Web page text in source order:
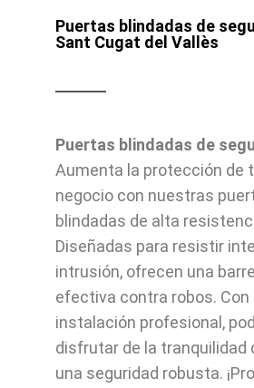
Puertas blindadas de
Sant Cugat del Vallès
Puertas blindadas de
Aumenta la protección de
negocio con nuestras
blindadas de alta
Diseñadas para resistir
intrusión, ofrecen una
efectiva contra robos. Con
instalación profesional,
disfrutar de la tranquilidad
una seguridad robusta.